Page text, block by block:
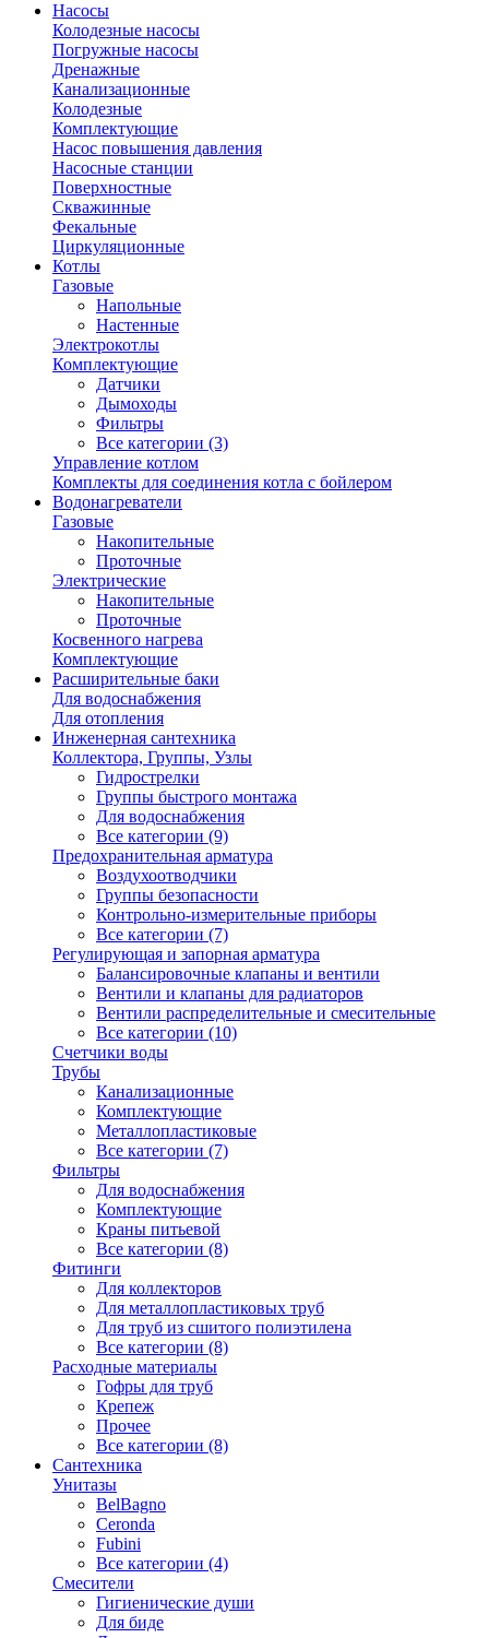
Насосы
Колодезные насосы
Погружные насосы
Дренажные
Канализационные
Колодезные
Комплектующие
Насос повышения давления
Насосные станции
Поверхностные
Скважинные
Фекальные
Циркуляционные
Котлы
Газовые
Напольные
Настенные
Электрокотлы
Комплектующие
Датчики
Дымоходы
Фильтры
Все категории (3)
Управление котлом
Комплекты для соединения котла с бойлером
Водонагреватели
Газовые
Накопительные
Проточные
Электрические
Накопительные
Проточные
Косвенного нагрева
Комплектующие
Расширительные баки
Для водоснабжения
Для отопления
Инженерная сантехника
Коллектора, Группы, Узлы
Гидрострелки
Группы быстрого монтажа
Для водоснабжения
Все категории (9)
Предохранительная арматура
Воздухоотводчики
Группы безопасности
Контрольно-измерительные приборы
Все категории (7)
Регулирующая и запорная арматура
Балансировочные клапаны и вентили
Вентили и клапаны для радиаторов
Вентили распределительные и смесительные
Все категории (10)
Счетчики воды
Трубы
Канализационные
Комплектующие
Металлопластиковые
Все категории (7)
Фильтры
Для водоснабжения
Комплектующие
Краны питьевой
Все категории (8)
Фитинги
Для коллекторов
Для металлопластиковых труб
Для труб из сшитого полиэтилена
Все категории (8)
Расходные материалы
Гофры для труб
Крепеж
Прочее
Все категории (8)
Сантехника
Унитазы
BelBagno
Ceronda
Fubini
Все категории (4)
Смесители
Гигиенические души
Для биде